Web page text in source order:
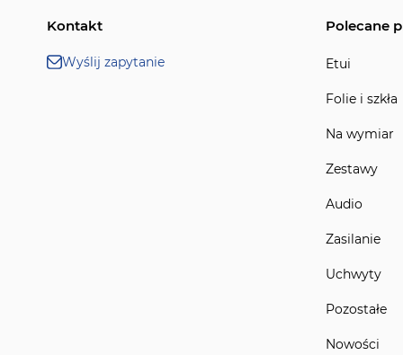
Kontakt
Wyślij zapytanie
Polecane
Etui
Folie i szkła
Na wymiar
Zestawy
Audio
Zasilanie
Uchwyty
Pozostałe
Nowości